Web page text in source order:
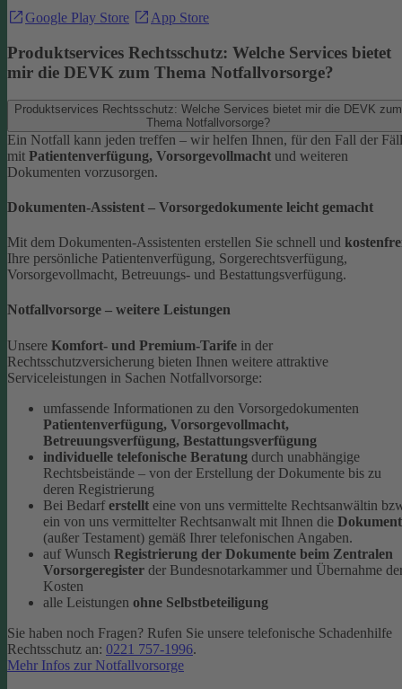
Google Play Store App Store
Produktservices Rechtsschutz: Welche Services bietet
mir die DEVK zum Thema Notfallvorsorge?
Produktservices Rechtsschutz: Welche Services bietet mir die DEVK zum
Thema Notfallvorsorge?
Ein Notfall kann jeden treffen – wir helfen Ihnen, für den Fall der
mit Patientenverfügung, Vorsorgevollmacht und weiteren
Dokumenten vorzusorgen.
Dokumenten-Assistent – Vorsorgedokumente leicht gemacht
Mit dem Dokumenten-Assistenten erstellen Sie schnell und
Ihre persönliche Patientenverfügung, Sorgerechtsverfügung,
Vorsorgevollmacht, Betreuungs- und Bestattungsverfügung.
Notfallvorsorge – weitere Leistungen
Unsere Komfort- und Premium-Tarife in der
Rechtsschutzversicherung bieten Ihnen weitere attraktive
Serviceleistungen in Sachen Notfallvorsorge:
umfassende Informationen zu den Vorsorgedokumenten
Patientenverfügung, Vorsorgevollmacht,
Betreuungsverfügung, Bestattungsverfügung
individuelle telefonische Beratung durch unabhängige
Rechtsbeistände – von der Erstellung der Dokumente bis zu
deren Registrierung
Bei Bedarf erstellt eine von uns vermittelte Rechtsanwältin
ein von uns vermittelter Rechtsanwalt mit Ihnen die
(außer Testament) gemäß Ihrer telefonischen Angaben.
auf Wunsch Registrierung der Dokumente beim Zentralen
Vorsorgeregister der Bundesnotarkammer und Übernahme
Kosten
alle Leistungen ohne Selbstbeteiligung
Sie haben noch Fragen? Rufen Sie unsere telefonische Schadenhilfe
Rechtsschutz an: 0221 757-1996.
Mehr Infos zur Notfallvorsorge